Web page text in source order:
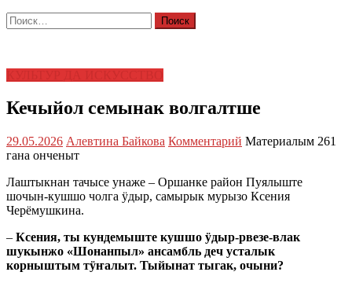
Найти:
Кечыйол семынак волгалтше
29.05.2026 Алевтина Байкова Комментарий Материалым 261
гана онченыт
Лаштыкнан тачысе унаже – Оршанке район Пуялыште
шочын-кушшо чолга ӱдыр, самырык мурызо Ксения
Черёмушкина.
– Ксения, ты кундемыште кушшо ӱдыр-рвезе-влак
шукынжо «Шонанпыл» ансамбль деч усталык
корныштым тӱҥалыт. Тыйынат тыгак, очыни?